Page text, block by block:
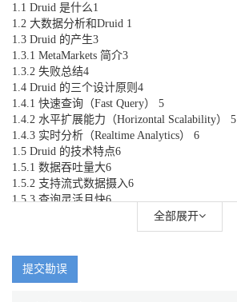
1.1 Druid 是什么1
1.2 大数据分析和Druid 1
1.3 Druid 的产生3
1.3.1 MetaMarkets 简介3
1.3.2 失败总结4
1.4 Druid 的三个设计原则4
1.4.1 快速查询（Fast Query） 5
1.4.2 水平扩展能力（Horizontal Scalability） 5
1.4.3 实时分析（Realtime Analytics） 6
1.5 Druid 的技术特点6
1.5.1 数据吞吐量大6
1.5.2 支持流式数据摄入6
1.5.3 查询灵活且快6
1.6.2 Druid 的基本概念7
全部展开
提交勘误